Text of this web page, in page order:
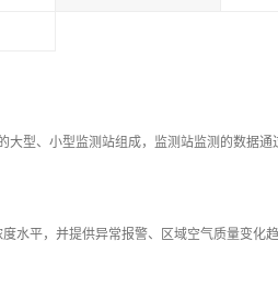
型、小型监测站组成，监测站监测的数据
水平，并提供异常报警、区域空气质量变化趋